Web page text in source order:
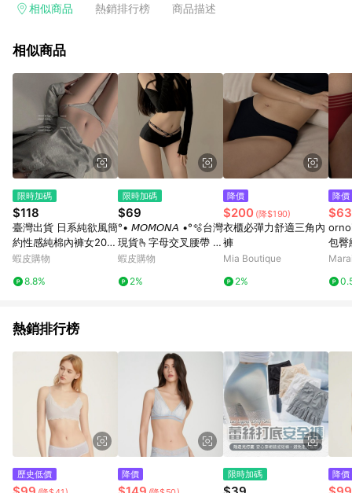
電玩/遊戲/相機/單眼/鏡頭/拍立得 [2024/6/1起適用] -內接硬
的購回饋活動享Yahoo超贈點回饋者 - 購物中心商店之商品：商
3. 訂單回饋金額將扣除運費/購物金/超贈點/福利金/紅利折抵/折
價券等虛擬貨幣折抵 4. 大宗採購或批發轉賣不具回饋資格： 如
有相關事證認定您為大宗採購、批發轉賣而非最終消費使用者，
相關認定以Yahoo購物中心之認定為準
相似商品 熱銷排行榜 商品描述
相似商品
限時加碼
$118
臺灣出貨 日系純欲風簡
約性感純棉內褲女202
6新款薄款低腰三角褲
蝦皮購物
8.8%
限時加碼
$69
°• 𝘔𝘖𝘔𝘖𝘕𝘈 •°🫧台灣
現貨🫰字母交叉腰帶 性
感簡約夏季薄款低腰純
蝦皮購物
2%
降價
$200 (降$190)
衣櫃必彈力舒適三角內
褲
Mia Boutique
2%
降價
包臀
親
熱銷排行榜
歷史低價 降價 限時加碼 降價